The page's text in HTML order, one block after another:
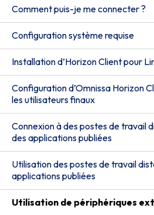
Comment puis-je me connecter ?
Configuration système requise
Installation d’Horizon Client pour
Configuration d’Omnissa Horizon
les utilisateurs finaux
Connexion à des postes de travail
des applications publiées
Utilisation des postes de travail
applications publiées
Utilisation de périphériques